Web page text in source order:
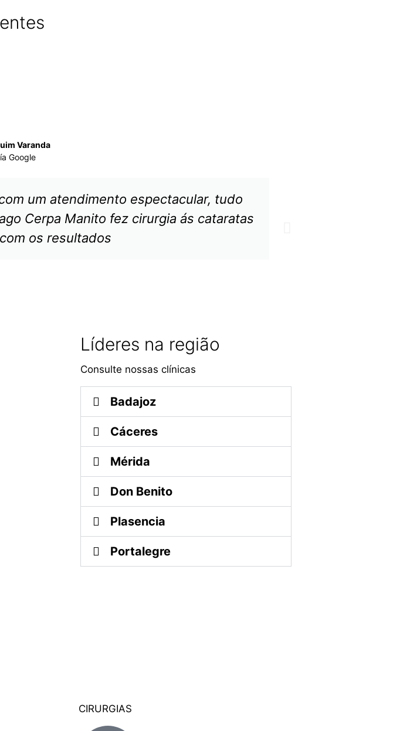
um atendimento espectacular, tudo
Cerpa Manito fez cirurgia ás cataratas
os resultados
Varanda
Google
Líderes na região
Consulte nossas clínicas
Badajoz
Cáceres
Mérida
Don Benito
Plasencia
Portalegre
CIRURGIAS